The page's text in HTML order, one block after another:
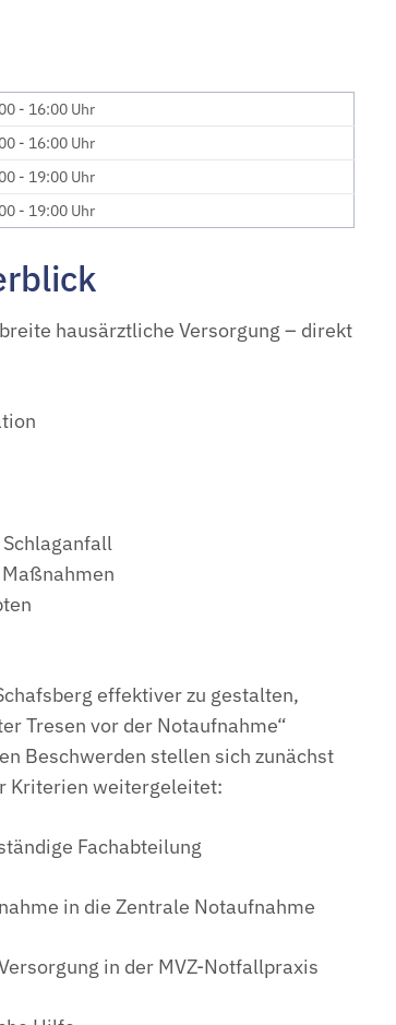
- 16:00 Uhr
- 16:00 Uhr
- 19:00 Uhr
- 19:00 Uhr
hausärztliche Versorgung – direkt
effektiver zu gestalten,
Tresen vor der Notaufnahme“
Beschwerden stellen sich zunächst
Kriterien weitergeleitet:
Fachabteilung
in die Zentrale Notaufnahme
in der MVZ-Notfallpraxis